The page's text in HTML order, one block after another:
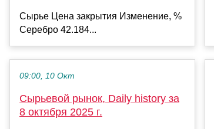
Сырье Цена закрытия Изменение, %
Серебро 42.184...
09:00, 10 Окт
Сырьевой рынок, Daily history за
8 октября 2025 г.